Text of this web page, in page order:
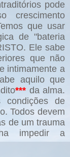
pode
crescimento
que usar
de "bateria
Ele sabe
que não
intimamente a
aquilo que
*** da alma.
condições de
Todos devem
de um trauma
impedir a